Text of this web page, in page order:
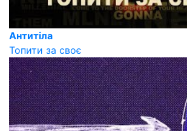
Антитіла
Топити за своє